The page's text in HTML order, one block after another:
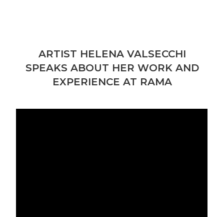
ARTIST HELENA VALSECCHI
SPEAKS ABOUT HER WORK AND
EXPERIENCE AT RAMA